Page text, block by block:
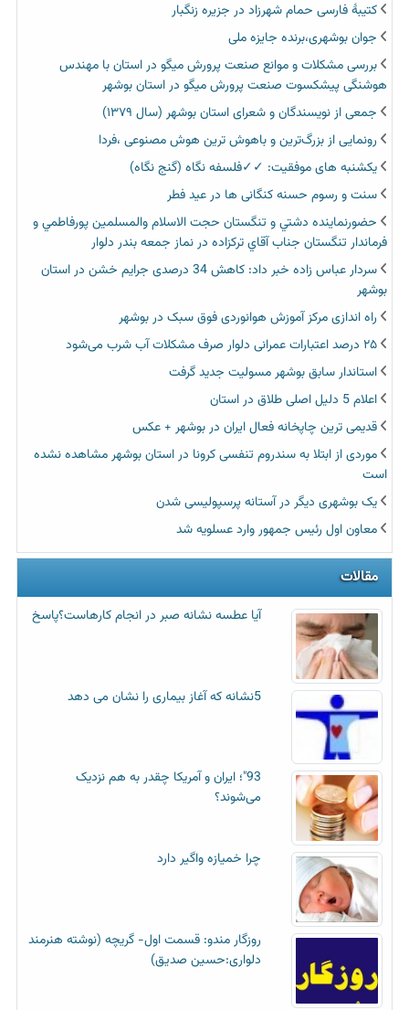
کتیبۀ فارسی حمام شهرزاد در جزیره زنگبار
جوان بوشهری،برنده جایزه ملی
بررسی مشکلات و موانع صنعت پرورش میگو در استان با مهندس
هوشنگی پیشکسوت صنعت پرورش میگو در استان بوشهر
جمعی از نویسندگان و شعرای استان بوشهر (سال ۱۳۷۹)
رونمایی از بزرگ‌ترین و باهوش ترین هوش مصنوعی ،فردا
یکشنبه های موفقیت: ✓✓فلسفه نگاه (گنج نگاه)
سنت و رسوم حسنه کنگانی ها در عید فطر
حضورنماينده دشتي و تنگستان حجت الاسلام والمسلمين پورفاطمي و
فرماندار تنگستان جناب آقاي تركزاده در نماز جمعه بندر دلوار
سردار عباس زاده خبر داد: کاهش 34 درصدی جرایم خشن در استان
بوشهر
راه اندازی مرکز آموزش هوانوردی فوق سبک در بوشهر
۲۵ درصد اعتبارات عمرانی دلوار صرف مشکلات آب شرب می‌شود
استاندار سابق بوشهر مسولیت جدید گرفت
اعلام 5 دلیل اصلی طلاق در استان
قدیمی ترین چاپخانه فعال ایران در بوشهر + عکس
موردی از ابتلا به سندروم تنفسی کرونا در استان بوشهر مشاهده نشده
است
یک بوشهری دیگر در آستانه پرسپولیسی شدن
معاون اول رئیس جمهور وارد عسلویه شد
مقالات
آیا عطسه‌ نشانه صبر در انجام کارهاست؟پاسخ
5نشانه که آغاز بیماری را نشان می دهد
93"؛ ایران و آمریکا چقدر به هم نزدیک
می‌شوند؟
چرا خمیازه واگیر دارد
روزگار مندو: قسمت اول- گریچه (نوشته هنرمند
دلواری:حسین صدیق)